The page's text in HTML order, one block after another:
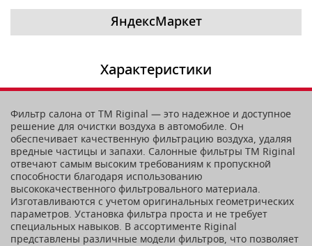
ЯндексМаркет
Характеристики
Фильтр салона от TM Riginal — это надежное и доступное
решение для очистки воздуха в автомобиле. Он
обеспечивает качественную фильтрацию воздуха, удаляя
вредные частицы и запахи. Салонные фильтры ТМ Riginal
отвечают самым высоким требованиям к пропускной
способности благодаря использованию
высококачественного фильтровального материала.
Изготавливаются с учетом оригинальных геометрических
параметров. Установка фильтра проста и не требует
специальных навыков. В ассортименте Riginal
представлены различные модели фильтров, что позволяет